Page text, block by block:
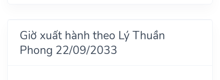
Giờ xuất hành theo Lý Thuần
Phong 22/09/2033